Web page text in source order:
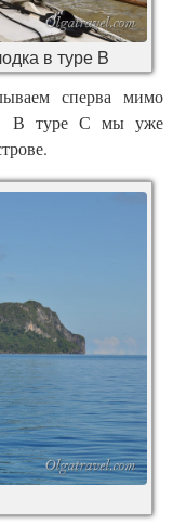
в туре B
сперва мимо
В туре С мы уже